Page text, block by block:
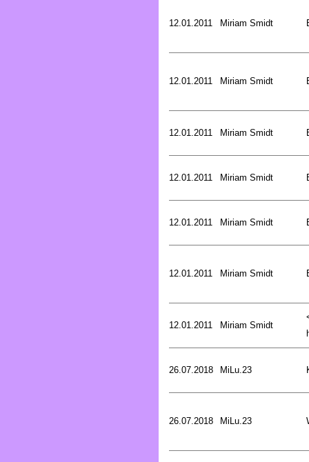
12.01.2011 Miriam Smidt
12.01.2011 Miriam Smidt
12.01.2011 Miriam Smidt
12.01.2011 Miriam Smidt
12.01.2011 Miriam Smidt
12.01.2011 Miriam Smidt
12.01.2011 Miriam Smidt
26.07.2018 MiLu.23
26.07.2018 MiLu.23